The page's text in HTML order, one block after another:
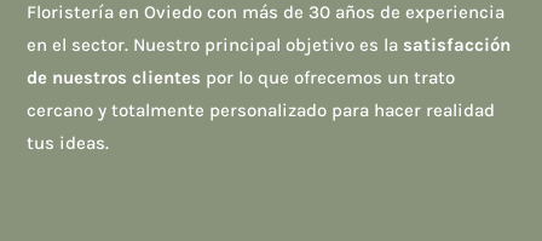
Floristería en Oviedo con más de 30 años de experiencia
en el sector. Nuestro principal objetivo es la satisfacción
de nuestros clientes por lo que ofrecemos un trato
cercano y totalmente personalizado para hacer realidad
tus ideas.